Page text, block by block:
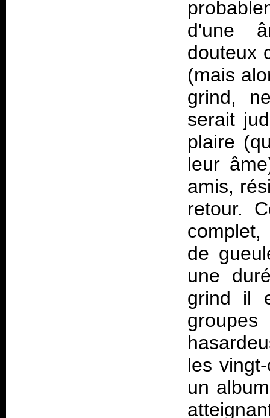
d'une
douteux
(mais
grind,
serait
plaire
leur
amis,
retour.
de
une
grind il
les
un